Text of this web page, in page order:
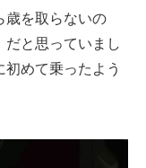
歳を取らないの
だと思っていまし
めて乗ったよう